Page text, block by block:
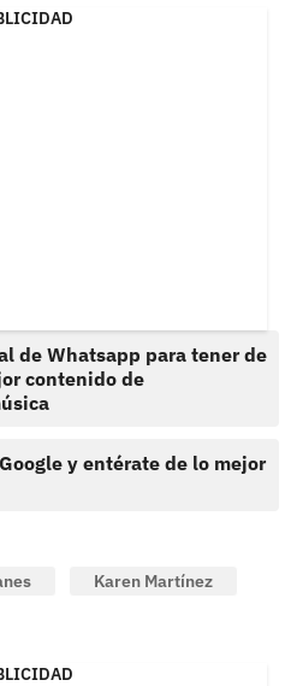
de Whatsapp para tener de
contenido de
y entérate de lo mejor
Karen Martínez